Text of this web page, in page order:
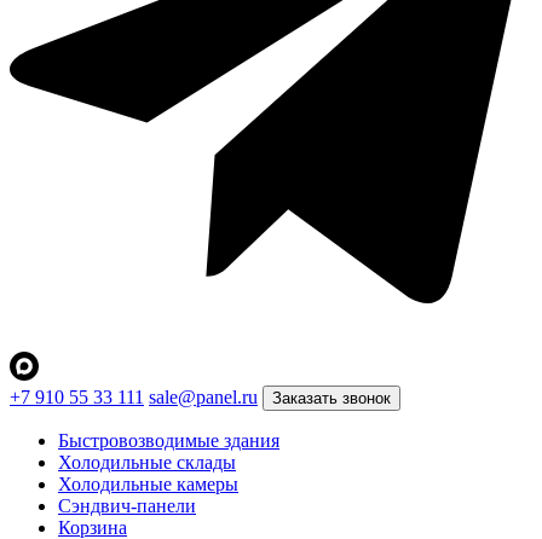
+7 910 55 33 111 sale@panel.ru Заказать звонок
Быстровозводимые здания
Холодильные склады
Холодильные камеры
Сэндвич-панели
Корзина